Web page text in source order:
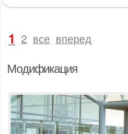
Модификация
1 2 все вперед